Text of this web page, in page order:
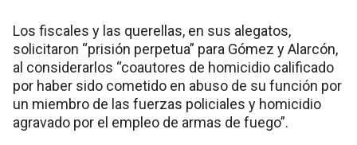
Los fiscales y las querellas, en sus alegatos,
solicitaron “prisión perpetua” para Gómez y Alarcón,
al considerarlos “coautores de homicidio calificado
por haber sido cometido en abuso de su función por
un miembro de las fuerzas policiales y homicidio
agravado por el empleo de armas de fuego”.